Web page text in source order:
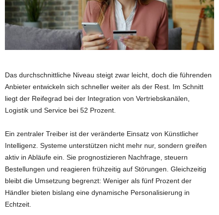
Das durchschnittliche Niveau steigt zwar leicht, doch die führenden
Anbieter entwickeln sich schneller weiter als der Rest. Im Schnitt
liegt der Reifegrad bei der Integration von Vertriebskanälen,
Logistik und Service bei 52 Prozent.
Ein zentraler Treiber ist der veränderte Einsatz von Künstlicher
Intelligenz. Systeme unterstützen nicht mehr nur, sondern greifen
aktiv in Abläufe ein. Sie prognostizieren Nachfrage, steuern
Bestellungen und reagieren frühzeitig auf Störungen. Gleichzeitig
bleibt die Umsetzung begrenzt: Weniger als fünf Prozent der
Händler bieten bislang eine dynamische Personalisierung in
Echtzeit.